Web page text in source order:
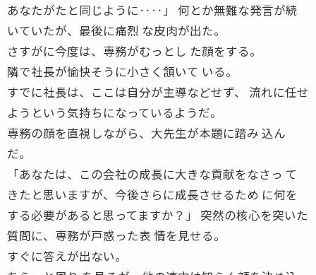
あなたがたと同じように‥‥」 何とか無難な発言が続
いていたが、最後に痛烈 な皮肉が出た。
さすがに今度は、専務がむっとし た顔をする。
隣で社長が愉快そうに小さく頷いて いる。
すでに社長は、ここは自分が主導などせず、 流れに任せ
ようという気持ちになっているようだ。
専務の顔を直視しながら、大先生が本題に踏み 込ん
だ。
「あなたは、この会社の成長に大きな貢献をなさっ て
きたと思いますが、今後さらに成長させるため に何を
する必要があると思ってますか？」 突然の核心を突いた
質問に、専務が戸惑った表 情を見せる。
すぐに答えが出ない。